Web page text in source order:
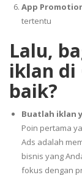
App
tertentu
Lalu,
iklan di
baik?
Buatlah iklan
Poin pertama
Ads adalah
bisnis yang
fokus dengan